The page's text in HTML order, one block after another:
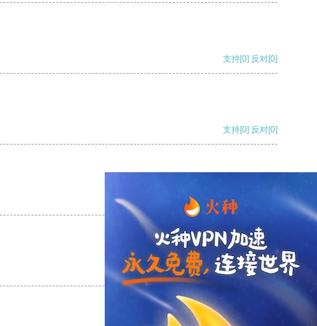
支持[0] 反对[0]
支持[0] 反对[0]
支持
支持[0] 反对[0]